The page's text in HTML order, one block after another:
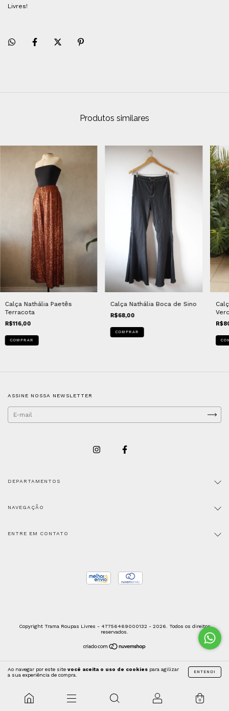
Ao navegar por este site você aceita o uso de cookies para agilizar
a sua experiência de compra.
ENTENDI
0
Livres!
Produtos similares
Calça Nathália Paetês
Terracota
R$116,00
COMPRAR
Calça Nathália Boca de Sino
R$68,00
COMPRAR
ASSINE NOSSA NEWSLETTER
DEPARTAMENTOS
NAVEGAÇÃO
ENTRE EM CONTATO
Copyright Trama Roupas Livres - 47756469000132 - 2026. Todos os direitos
reservados.